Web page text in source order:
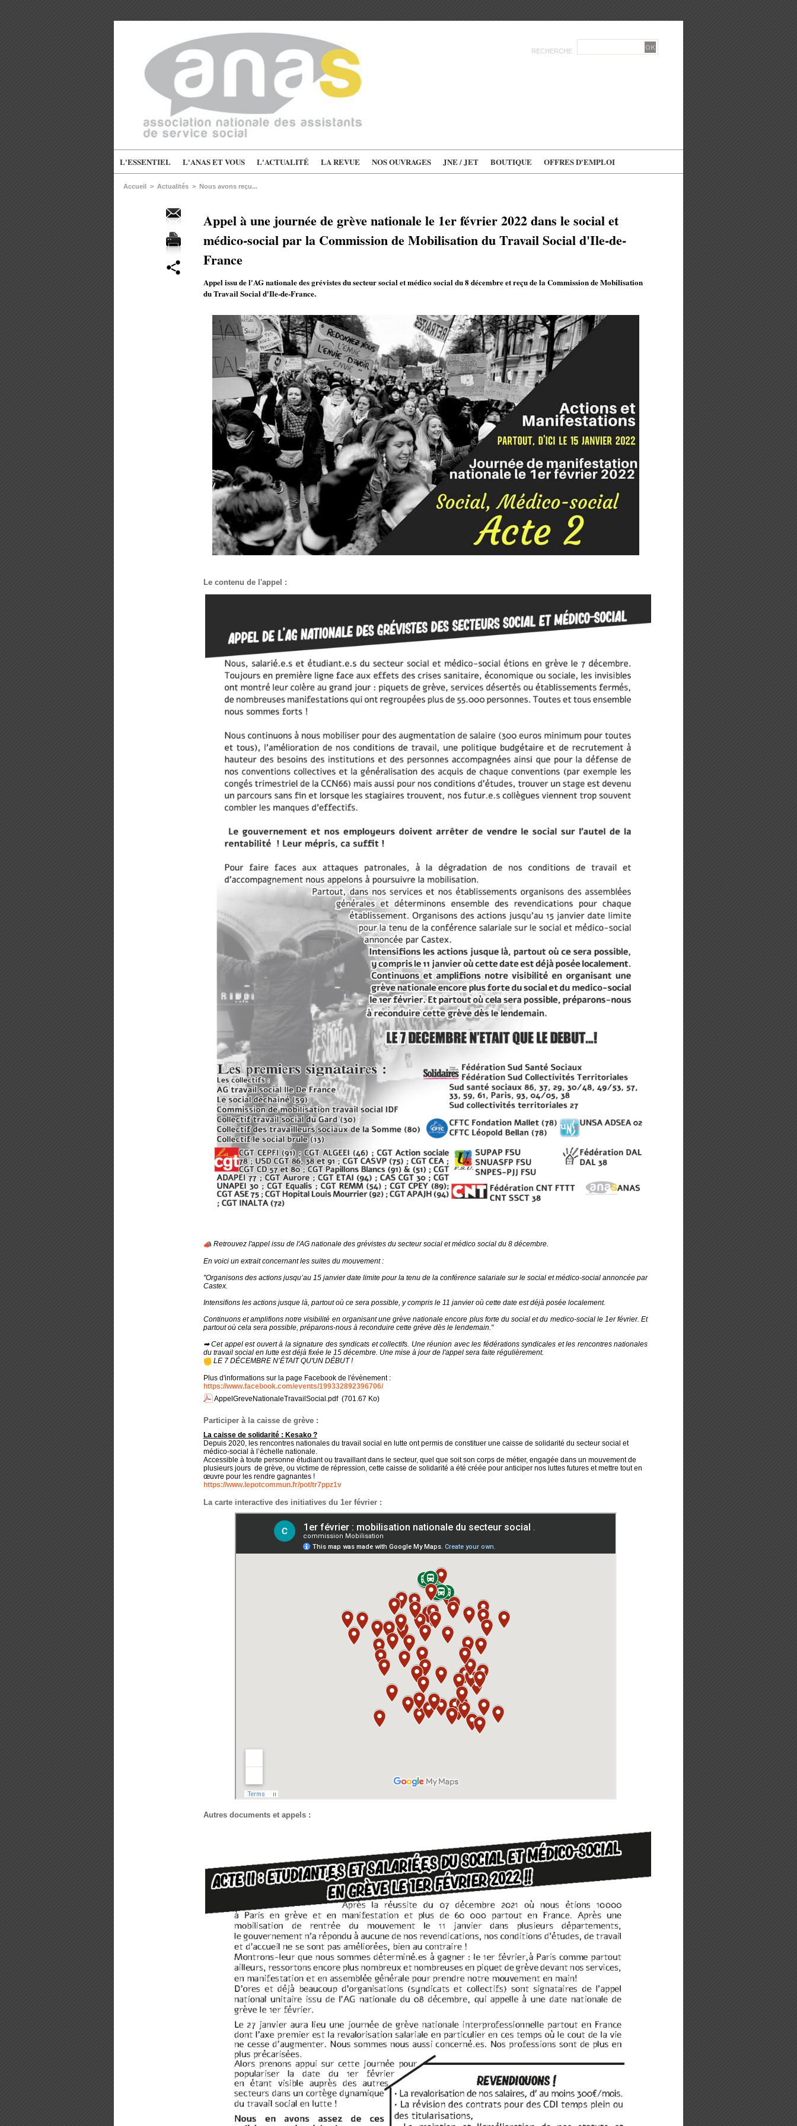
RECHERCHE
L'ESSENTIEL L'ANAS ET VOUS L'ACTUALITÉ LA REVUE NOS OUVRAGES JNE / JET BOUTIQUE OFFRES D'EMPLOI
Accueil > Actualités > Nous avons reçu...
Appel à une journée de grève nationale le 1er février 2022 dans le social et
médico-social par la Commission de Mobilisation du Travail Social d'Ile-de-
France
Appel issu de l'AG nationale des grévistes du secteur social et médico social du 8 décembre et reçu de la Commission de Mobilisation
du Travail Social d'Ile-de-France.
Le contenu de l'appel :
Retrouvez l'appel issu de l'AG nationale des grévistes du secteur social et médico social du 8 décembre.
En voici un extrait concernant les suites du mouvement :
"Organisons des actions jusqu’au 15 janvier date limite pour la tenu de la conférence salariale sur le social et médico-social annoncée par
Castex.
Intensifions les actions jusque là, partout où ce sera possible, y compris le 11 janvier où cette date est déjà posée localement.
Continuons et amplifions notre visibilité en organisant une grève nationale encore plus forte du social et du medico-social le 1er février. Et
partout où cela sera possible, préparons-nous à reconduire cette grève dès le lendemain."
➡ Cet appel est ouvert à la signature des syndicats et collectifs. Une réunion avec les fédérations syndicales et les rencontres nationales
du travail social en lutte est déjà fixée le 15 décembre. Une mise à jour de l'appel sera faite régulièrement.
LE 7 DÉCEMBRE N’ÉTAIT QU'UN DÉBUT !
Plus d'informations sur la page Facebook de l'évènement :
https://www.facebook.com/events/199332892396706/
AppelGreveNationaleTravailSocial.pdf (701.67 Ko)
Participer à la caisse de grève :
La caisse de solidarité : Kesako ?
Depuis 2020, les rencontres nationales du travail social en lutte ont permis de constituer une caisse de solidarité du secteur social et
médico-social à l’échelle nationale.
Accessible à toute personne étudiant ou travaillant dans le secteur, quel que soit son corps de métier, engagée dans un mouvement de
plusieurs jours de grève, ou victime de répression, cette caisse de solidarité a été créée pour anticiper nos luttes futures et mettre tout en
œuvre pour les rendre gagnantes !
https://www.lepotcommun.fr/pot/tr7ppz1v
La carte interactive des initiatives du 1er février :
Autres documents et appels :